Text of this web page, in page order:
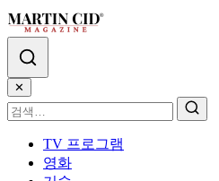
✕
TV 프로그램
영화